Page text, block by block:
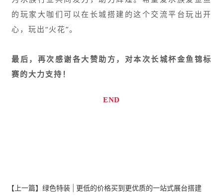
的玩家大咖们可以在长城搭建的这个交流平台玩出开
心，玩出“火花”。
最后， 再次感谢各大赞助方，对本次长城杯金鱼锦标
赛的大力支持！
END
【上一篇】 绿色特装 | 更低的价格买到更优质的一站式展台搭建